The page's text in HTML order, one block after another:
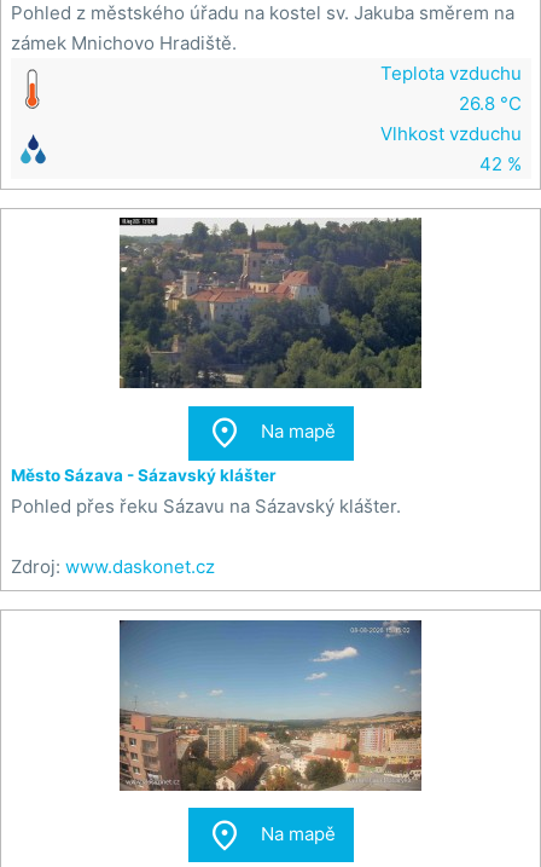
Pohled z městského úřadu na kostel sv. Jakuba směrem na
zámek Mnichovo Hradiště.
Teplota vzduchu
26.8 °C
Vlhkost vzduchu
42 %
 Na mapě
Město Sázava - Sázavský klášter
Pohled přes řeku Sázavu na Sázavský klášter.
Zdroj: www.daskonet.cz
 Na mapě